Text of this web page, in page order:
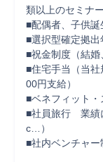
類以上のセミナ
■配偶者、子供
■選択型確定拠出
■祝金制度（結婚
■住宅手当（当
00円支給）
■ベネフィット・
■社員旅行　業
c…）
■社内ベンチャー